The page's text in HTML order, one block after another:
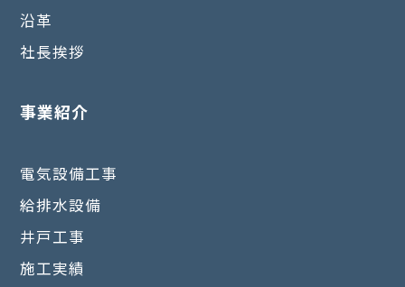
沿革
社長挨拶
事業紹介
電気設備工事
給排水設備
井戸工事
施工実績